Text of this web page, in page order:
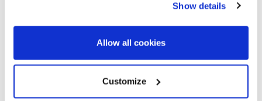
Show details
Allow all cookies
Customize